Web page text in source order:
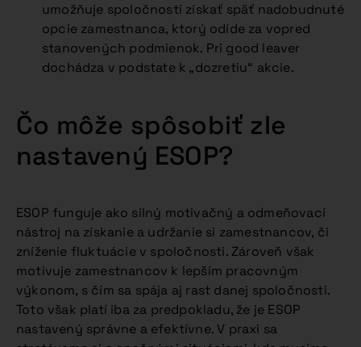
umožňuje spoločnosti získať späť nadobudnuté
opcie zamestnanca, ktorý odíde za vopred
stanovených podmienok. Pri good leaver
dochádza v podstate k „dozretiu“ akcie.
Čo môže spôsobiť zle
nastavený ESOP?
ESOP funguje ako silný motivačný a odmeňovací
nástroj na získanie a udržanie si zamestnancov, či
zníženie fluktuácie v spoločnosti. Zároveň však
motivuje zamestnancov k lepším pracovným
výkonom, s čím sa spája aj rast danej spoločnosti.
Toto však platí iba za predpokladu, že je ESOP
nastavený správne a efektívne. V praxi sa